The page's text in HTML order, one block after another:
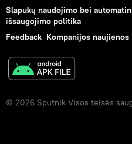
Slapukų naudojimo bei
išsaugojimo politika
Feedback Kompanijos naujienos
© 2026 Sputnik Visos teisės